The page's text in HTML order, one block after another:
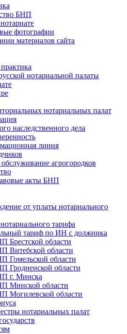
БНП
фотографии
материалов сайта
нотариальной палаты
нотариальных палат
наследственного дела
линия
агрогородков
акты БНП
от уплаты нотариального
тарифа
тариф по ИН с должника
Брестской области
Витебской области
Гомельской области
Гродненской области
г. Минска
Минской области
Могилевской области
нотариальных палат